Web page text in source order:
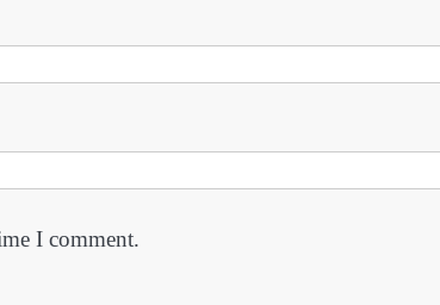
I comment.